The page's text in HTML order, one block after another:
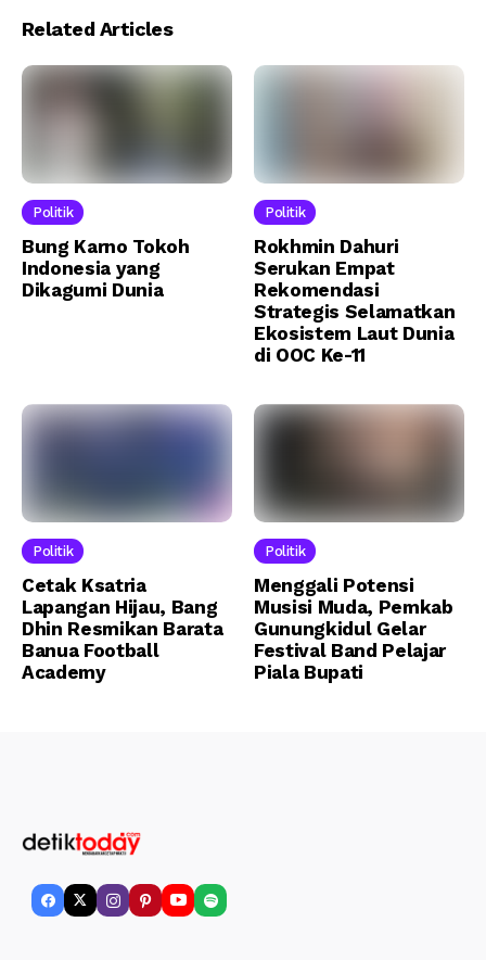
Related Articles
Politik
Bung Karno Tokoh
Indonesia yang
Dikagumi Dunia
Politik
Rokhmin Dahuri
Serukan Empat
Rekomendasi
Strategis Selamatkan
Ekosistem Laut Dunia
di OOC Ke-11
Politik
Cetak Ksatria
Lapangan Hijau, Bang
Dhin Resmikan Barata
Banua Football
Academy
Politik
Menggali Potensi
Musisi Muda, Pemkab
Gunungkidul Gelar
Festival Band Pelajar
Piala Bupati